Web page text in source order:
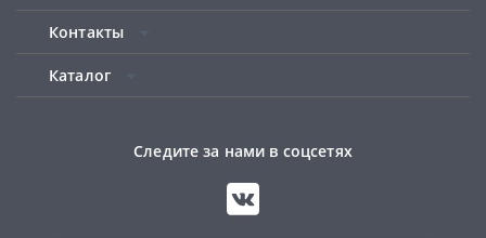
Контакты
Каталог
Следите за нами в соцсетях